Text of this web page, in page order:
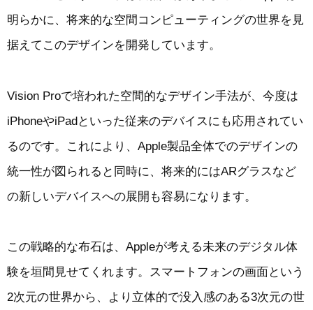
明らかに、将来的な空間コンピューティングの世界を見
据えてこのデザインを開発しています。
Vision Proで培われた空間的なデザイン手法が、今度は
iPhoneやiPadといった従来のデバイスにも応用されてい
るのです。これにより、Apple製品全体でのデザインの
統一性が図られると同時に、将来的にはARグラスなど
の新しいデバイスへの展開も容易になります。
この戦略的な布石は、Appleが考える未来のデジタル体
験を垣間見せてくれます。スマートフォンの画面という
2次元の世界から、より立体的で没入感のある3次元の世